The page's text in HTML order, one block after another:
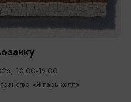
10:00-19:00
«Янтарь-холл»